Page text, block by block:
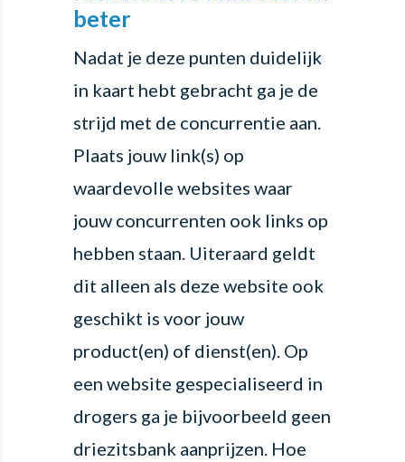
beter
Nadat je deze punten duidelijk
in kaart hebt gebracht ga je de
strijd met de concurrentie aan.
Plaats jouw link(s) op
waardevolle websites waar
jouw concurrenten ook links op
hebben staan. Uiteraard geldt
dit alleen als deze website ook
geschikt is voor jouw
product(en) of dienst(en). Op
een website gespecialiseerd in
drogers ga je bijvoorbeeld geen
driezitsbank aanprijzen. Hoe